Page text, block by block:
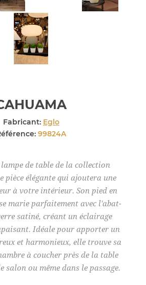
Fabricant: Eglo
99824A
de table de la collection
pièce élégante qui ajoutera une
à votre intérieur. Son pied en
marie parfaitement avec l'abat-
satiné, créant un éclairage
Idéale pour apporter un
et harmonieux, elle trouve sa
à coucher près de la table
salon ou même dans le passage.